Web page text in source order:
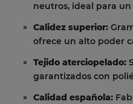
neutros, ideal para
Calidez superior:
ofrece un alto poder
Tejido aterciopelado:
garantizados con
Calidad española: